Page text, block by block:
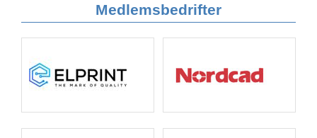
Medlemsbedrifter